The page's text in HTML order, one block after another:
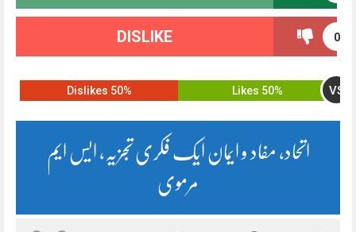
0
DISLIKE
50% Likes VS
50% Dislikes
اتحاد، مفاد و ایمان ایک فکری تجزیہ، ایس ایم
مرموی